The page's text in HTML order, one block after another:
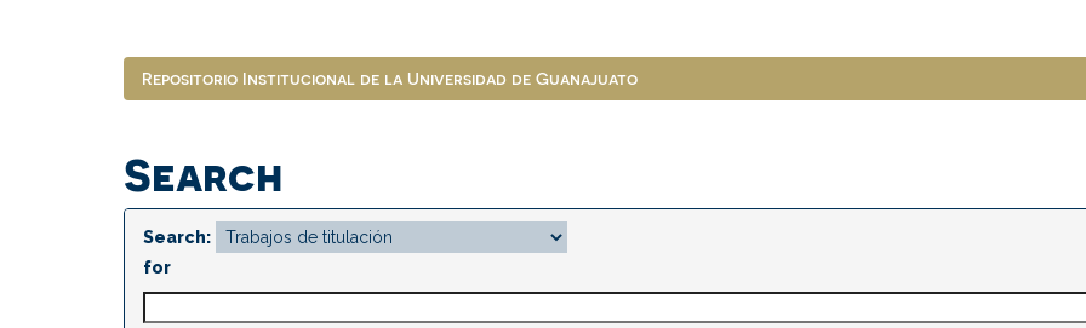
Repositorio Institucional de la Universidad de Guanajuato
Search
Search:
for